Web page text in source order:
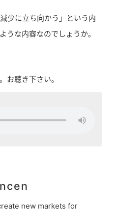
少に立ち向かう」という内
うな内容なのでしょうか。
お聴き下さい。
new markets for